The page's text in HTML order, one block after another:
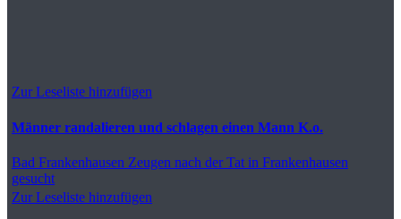
Zur Leseliste hinzufügen
Männer randalieren und schlagen einen Mann K.o.
Bad Frankenhausen Zeugen nach der Tat in Frankenhausen
gesucht
Zur Leseliste hinzufügen